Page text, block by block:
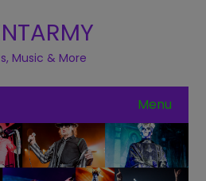
Music & More
Menu